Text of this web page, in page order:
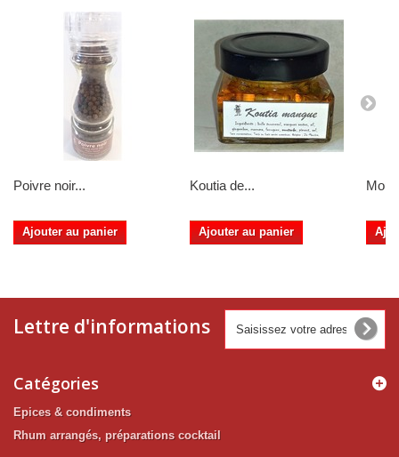
Poivre noir...
Ajouter au panier
Koutia de...
Ajouter au panier
Lettre d'informations
Catégories
Epices & condiments
Rhum arrangés, préparations cocktail